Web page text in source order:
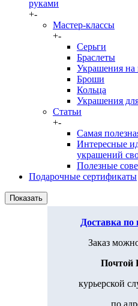
руками
+-
Мастер-классы
+-
Серьги
Браслеты
Украшения
Броши
Кольца
Украшения
Статьи
+-
Самая
Интересные
украшений
Полезные
Подарочные сертификаты
Доставка по
Заказ
Почтой
курьерской
по